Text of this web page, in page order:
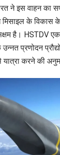
ने इस वाहन का
मिसाइल के
है। HSTDV
प्रणोदन
यात्रा करने की